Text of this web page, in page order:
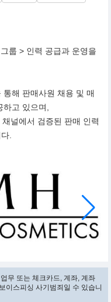
룹 > 인력 공급과 운영을
해 판매사원 채용 및 매
고 있으며,
널에서 검증된 판매 인력
.
무 또는 체크카드, 계좌, 계좌
이스피싱 사기범죄일 수 있습니